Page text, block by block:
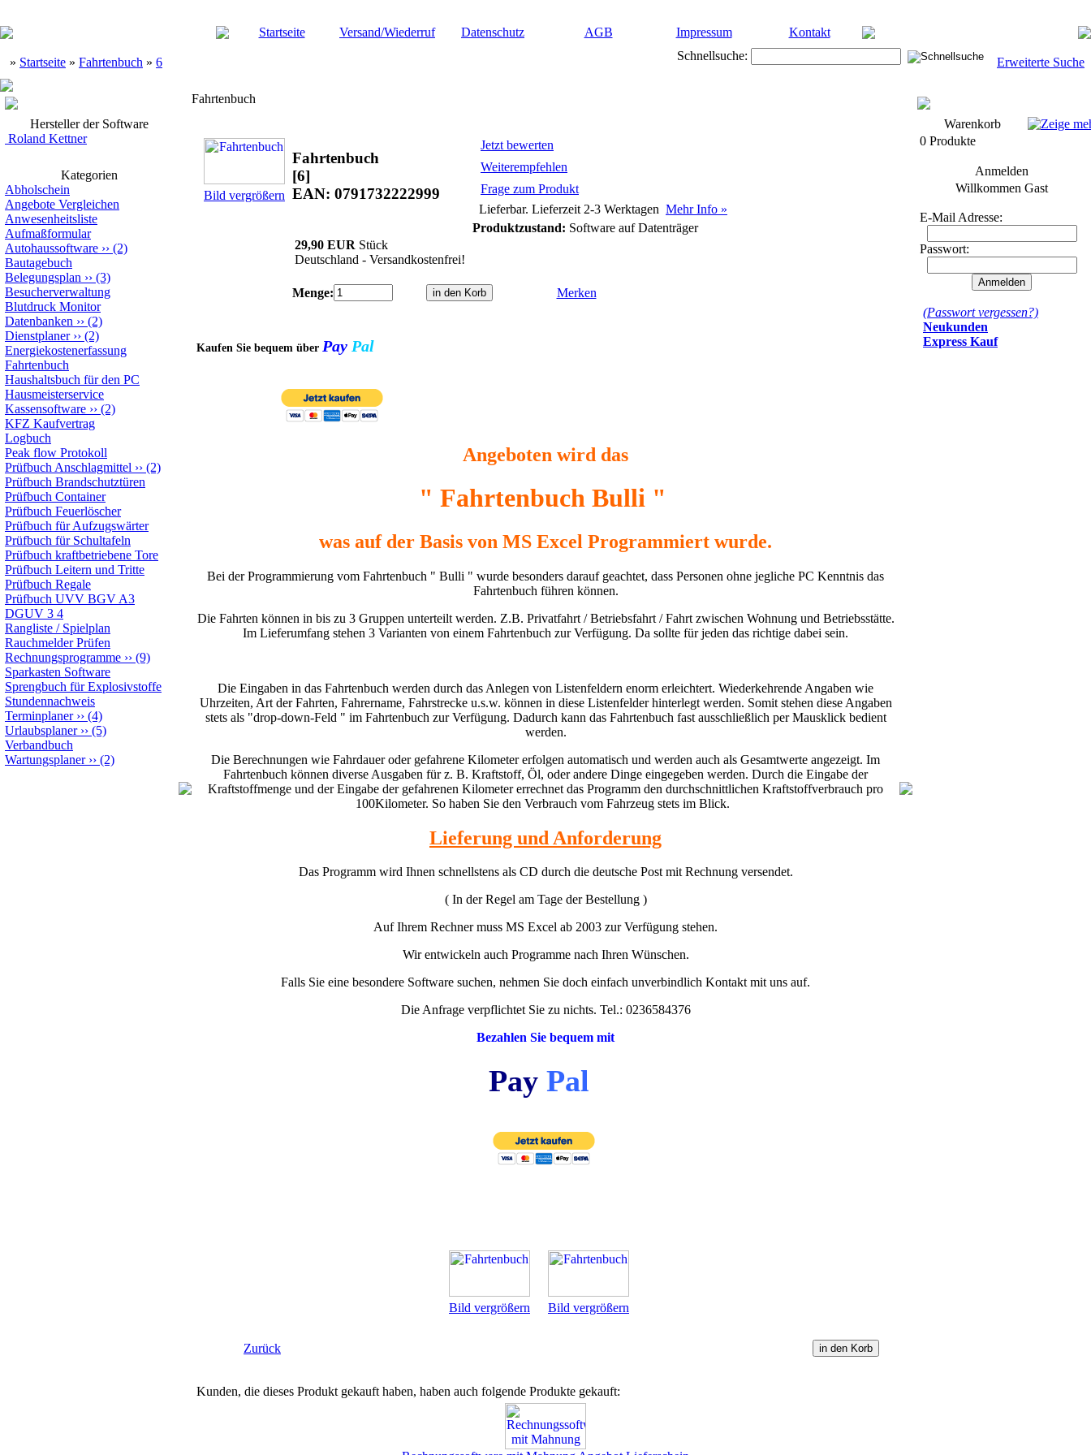
Startseite Versand/Wiederruf Datenschutz AGB Impressum Kontakt
» Startseite » Fahrtenbuch » 6 Schnellsuche: Erweiterte Suche
Hersteller der Software
Roland Kettner
Kategorien
Abholschein
Angebote Vergleichen
Anwesenheitsliste
Aufmaßformular
Autohaussoftware ›› (2)
Bautagebuch
Belegungsplan ›› (3)
Besucherverwaltung
Blutdruck Monitor
Datenbanken ›› (2)
Dienstplaner›› (2)
Energiekostenerfassung
Fahrtenbuch
Haushaltsbuch für den PC
Hausmeisterservice
Kassensoftware ›› (2)
KFZ Kaufvertrag
Logbuch
Peak flow Protokoll
Prüfbuch Anschlagmittel ›› (2)
Prüfbuch Brandschutztüren
Prüfbuch Container
Prüfbuch Feuerlöscher
Prüfbuch für Aufzugswärter
Prüfbuch für Schultafeln
Prüfbuch kraftbetriebene Tore
Prüfbuch Leitern und Tritte
Prüfbuch Regale
Prüfbuch UVV BGV A3
DGUV 3 4
Rangliste / Spielplan
Rauchmelder Prüfen
Rechnungsprogramme ›› (9)
Sparkasten Software
Sprengbuch für Explosivstoffe
Stundennachweis
Terminplaner›› (4)
Urlaubsplaner›› (5)
Verbandbuch
Wartungsplaner›› (2)
Fahrtenbuch
Bild vergrößern
Fahrtenbuch
[6]
EAN: 0791732222999
Jetzt bewerten
Weiterempfehlen
Frage zum Produkt
Lieferbar. Lieferzeit 2-3 Werktagen Mehr Info »
Produktzustand: Software auf Datenträger
29,90 EUR Stück
Deutschland - Versandkostenfrei!
Menge: Merken
Kaufen Sie bequem über Pay Pal
Angeboten wird das
" Fahrtenbuch Bulli "
was auf der Basis von MS Excel Programmiert wurde.
Bei der Programmierung vom Fahrtenbuch " Bulli " wurde besonders darauf geachtet, dass Personen ohne jegliche PC Kenntnis das
Fahrtenbuch führen können.
Die Fahrten können in bis zu 3 Gruppen unterteilt werden. Z.B. Privatfahrt / Betriebsfahrt / Fahrt zwischen Wohnung und Betriebsstätte.
Im Lieferumfang stehen 3 Varianten von einem Fahrtenbuch zur Verfügung. Da sollte für jeden das richtige dabei sein.
Die Eingaben in das Fahrtenbuch werden durch das Anlegen von Listenfeldern enorm erleichtert. Wiederkehrende Angaben wie
Uhrzeiten, Art der Fahrten, Fahrername, Fahrstrecke u.s.w. können in diese Listenfelder hinterlegt werden. Somit stehen diese Angaben
stets als "drop-down-Feld " im Fahrtenbuch zur Verfügung. Dadurch kann das Fahrtenbuch fast ausschließlich per Mausklick bedient
werden.
Die Berechnungen wie Fahrdauer oder gefahrene Kilometer erfolgen automatisch und werden auch als Gesamtwerte angezeigt. Im
Fahrtenbuch können diverse Ausgaben für z. B. Kraftstoff, Öl, oder andere Dinge eingegeben werden. Durch die Eingabe der
Kraftstoffmenge und der Eingabe der gefahrenen Kilometer errechnet das Programm den durchschnittlichen Kraftstoffverbrauch pro
100Kilometer. So haben Sie den Verbrauch vom Fahrzeug stets im Blick.
Lieferung und Anforderung
Das Programm wird Ihnen schnellstens als CD durch die deutsche Post mit Rechnung versendet.
( In der Regel am Tage der Bestellung )
Auf Ihrem Rechner muss MS Excel ab 2003 zur Verfügung stehen.
Wir entwickeln auch Programme nach Ihren Wünschen.
Falls Sie eine besondere Software suchen, nehmen Sie doch einfach unverbindlich Kontakt mit uns auf.
Die Anfrage verpflichtet Sie zu nichts. Tel.: 0236584376
Bezahlen Sie bequem mit
Pay Pal
Bild vergrößern Bild vergrößern
Zurück
Kunden, die dieses Produkt gekauft haben, haben auch folgende Produkte gekauft:
Warenkorb
0 Produkte
Anmelden
Willkommen Gast
E-Mail Adresse:
Passwort:
(Passwort vergessen?)
Neukunden
Express Kauf